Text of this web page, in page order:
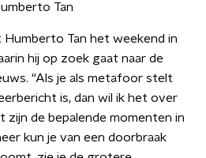
Tan
Humberto Tan het weekend in
hij op zoek gaat naar de
“Als je als metafoor stelt
is, dan wil ik het over
zijn de bepalende momenten in
kun je van een doorbraak